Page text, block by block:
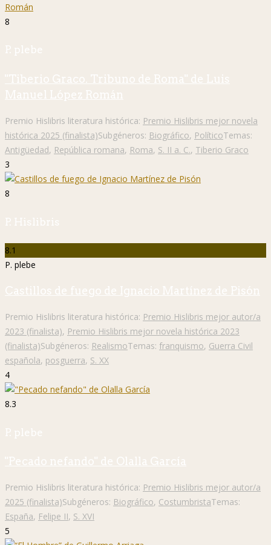
8
P. plebe
"Tiberio Graco. Tribuno de Roma" de Luis
Manuel López Román
Premio Hislibris literatura histórica: Premio Hislibris mejor novela
histórica 2025 (finalista)Subgéneros: Biográfico, PolíticoTemas:
Antigüedad, República romana, Roma, S. II a. C., Tiberio Graco
3
8
P. Hislibris
8.1
P. plebe
Castillos de fuego de Ignacio Martínez de Pisón
Premio Hislibris literatura histórica: Premio Hislibris mejor autor/a
2023 (finalista), Premio Hislibris mejor novela histórica 2023
(finalista)Subgéneros: RealismoTemas: franquismo, Guerra Civil
española, posguerra, S. XX
4
8.3
P. plebe
"Pecado nefando" de Olalla García
Premio Hislibris literatura histórica: Premio Hislibris mejor autor/a
2025 (finalista)Subgéneros: Biográfico, CostumbristaTemas:
España, Felipe II, S. XVI
5